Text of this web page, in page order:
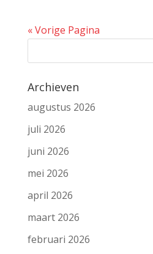
« Vorige Pagina
Archieven
augustus 2026
juli 2026
juni 2026
mei 2026
april 2026
maart 2026
februari 2026